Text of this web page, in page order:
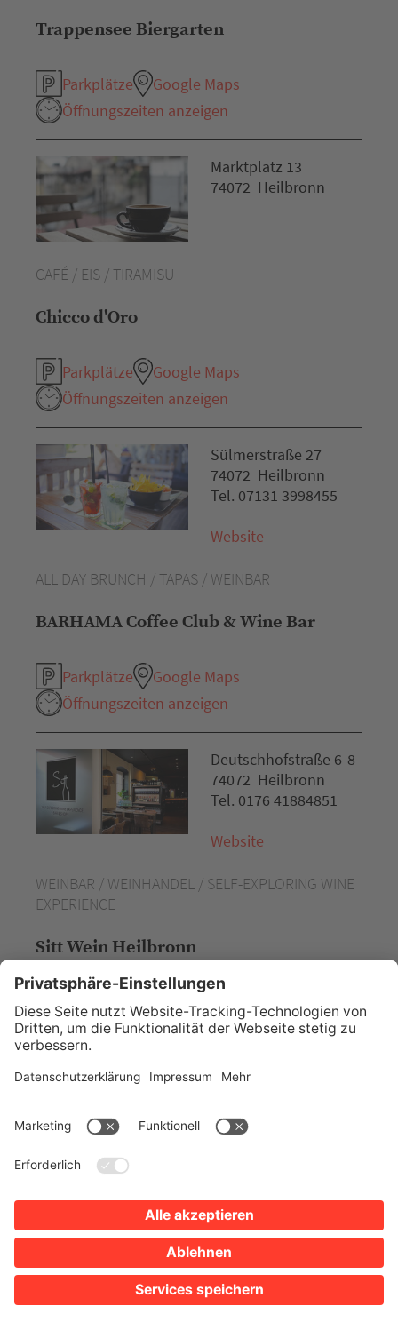
Trappensee Biergarten
Parkplätze
Google Maps
Öffnungszeiten anzeigen
CAFÉ / EIS / TIRAMISU
Chicco d'Oro
Parkplätze
Google Maps
Öffnungszeiten anzeigen
Marktplatz 13
74072 Heilbronn
ALL DAY BRUNCH / TAPAS / WEINBAR
BARHAMA Coffee Club & Wine Bar
Parkplätze
Google Maps
Öffnungszeiten anzeigen
Sülmerstraße 27
74072 Heilbronn
Tel. 07131 3998455
Website
WEINBAR / WEINHANDEL / SELF-EXPLORING WINE
EXPERIENCE
Sitt Wein Heilbronn
Parkplätze
Google Maps
Öffnungszeiten anzeigen
Deutschhofstraße 6-8
74072 Heilbronn
Tel. 0176 41884851
Website
SHISHA-BAR / BAR / COCKTAILS
Inthegration Bar
Parkplätze
Google Maps
Karlstraße 84
Tel. 0173 5850691